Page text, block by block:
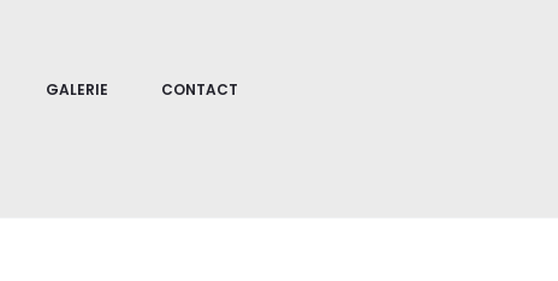
GALERIE
CONTACT